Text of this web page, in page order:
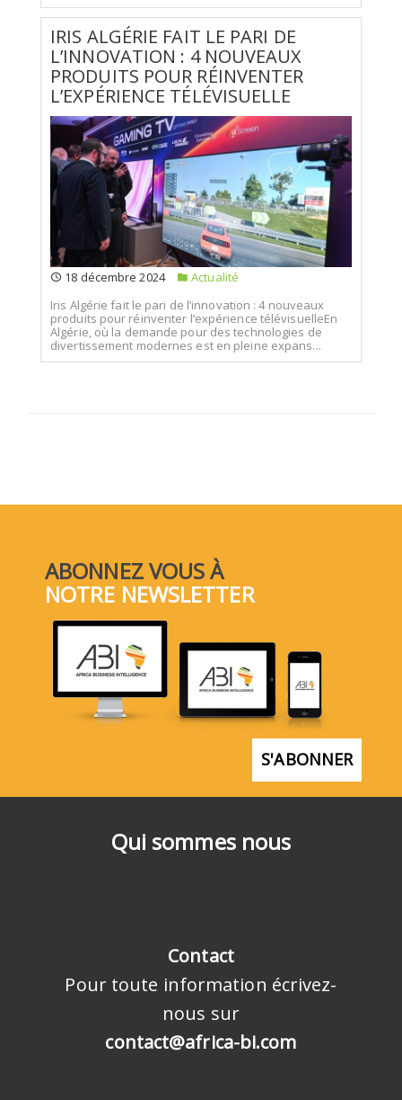
IRIS ALGÉRIE FAIT LE PARI DE
L’INNOVATION : 4 NOUVEAUX
PRODUITS POUR RÉINVENTER
L’EXPÉRIENCE TÉLÉVISUELLE
18 décembre 2024
Actualité
Iris Algérie fait le pari de l’innovation : 4 nouveaux
produits pour réinventer l’expérience télévisuelleEn
Algérie, où la demande pour des technologies de
divertissement modernes est en pleine expans...
Qui sommes nous
Contact
Pour toute information écrivez-
nous sur
contact@africa-bi.com
ABONNEZ VOUS À
NOTRE NEWSLETTER
S'ABONNER